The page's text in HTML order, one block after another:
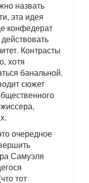
назвать
эта идея
конфедерат
Контрасты
хотя
банальной.
сюжет
очередное
Самуэля
тот